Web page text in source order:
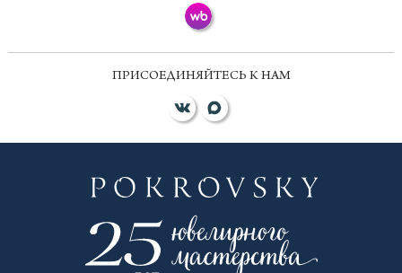
ПРИСОЕДИНЯЙТЕСЬ К НАМ